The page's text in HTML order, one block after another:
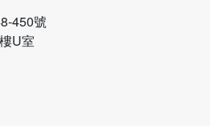
450號
U室